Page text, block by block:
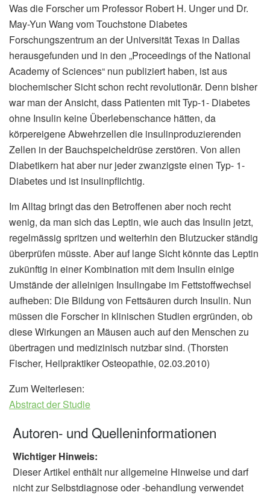
Was die Forscher um Professor Robert H. Unger und Dr.
May-Yun Wang vom Touchstone Diabetes
Forschungszentrum an der Universität Texas in Dallas
herausgefunden und in den „Proceedings of the National
Academy of Sciences“ nun publiziert haben, ist aus
biochemischer Sicht schon recht revolutionär. Denn bisher
war man der Ansicht, dass Patienten mit Typ-1- Diabetes
ohne Insulin keine Überlebenschance hätten, da
körpereigene Abwehrzellen die insulinproduzierenden
Zellen in der Bauchspeicheldrüse zerstören. Von allen
Diabetikern hat aber nur jeder zwanzigste einen Typ- 1-
Diabetes und ist insulinpflichtig.
Im Alltag bringt das den Betroffenen aber noch recht
wenig, da man sich das Leptin, wie auch das Insulin jetzt,
regelmässig spritzen und weiterhin den Blutzucker ständig
überprüfen müsste. Aber auf lange Sicht könnte das Leptin
zukünftig in einer Kombination mit dem Insulin einige
Umstände der alleinigen Insulingabe im Fettstoffwechsel
aufheben: Die Bildung von Fettsäuren durch Insulin. Nun
müssen die Forscher in klinischen Studien ergründen, ob
diese Wirkungen an Mäusen auch auf den Menschen zu
übertragen und medizinisch nutzbar sind. (Thorsten
Fischer, Heilpraktiker Osteopathie, 02.03.2010)
Zum Weiterlesen:
Abstract der Studie
Autoren- und Quelleninformationen
Wichtiger Hinweis:
Dieser Artikel enthält nur allgemeine Hinweise und darf
nicht zur Selbstdiagnose oder -behandlung verwendet